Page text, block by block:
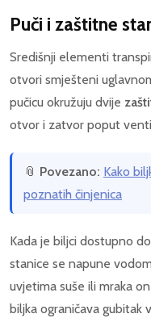
Puči i zaštitne
Središnji elementi
otvori smješteni
pučicu okružuju dvije
otvor i zatvor poput
📎 Povezano: Kako
poznatih činjenica
Kada je biljci dostupno
stanice se napune
uvjetima suše ili mraka
biljka ograničava gubitak